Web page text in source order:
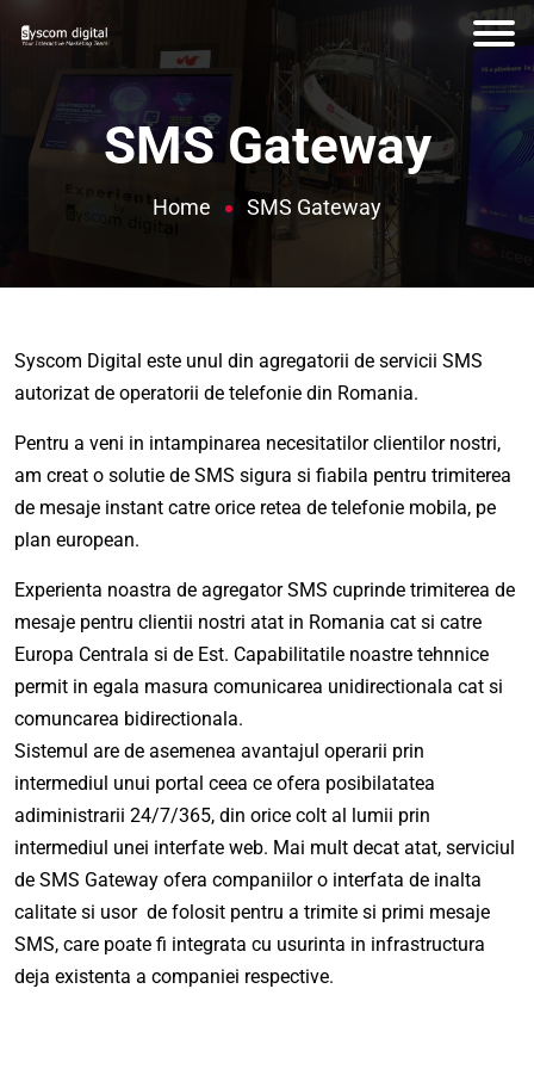
SMS Gateway
Home SMS Gateway
Syscom Digital este unul din agregatorii de servicii SMS
autorizat de operatorii de telefonie din Romania.
Pentru a veni in intampinarea necesitatilor clientilor nostri,
am creat o solutie de SMS sigura si fiabila pentru trimiterea
de mesaje instant catre orice retea de telefonie mobila, pe
plan european.
Experienta noastra de agregator SMS cuprinde trimiterea de
mesaje pentru clientii nostri atat in Romania cat si catre
Europa Centrala si de Est. Capabilitatile noastre tehnnice
permit in egala masura comunicarea unidirectionala cat si
comuncarea bidirectionala.
Sistemul are de asemenea avantajul operarii prin
intermediul unui portal ceea ce ofera posibilatatea
adiministrarii 24/7/365, din orice colt al lumii prin
intermediul unei interfate web. Mai mult decat atat, serviciul
de SMS Gateway ofera companiilor o interfata de inalta
calitate si usor de folosit pentru a trimite si primi mesaje
SMS, care poate fi integrata cu usurinta in infrastructura
deja existenta a companiei respective.